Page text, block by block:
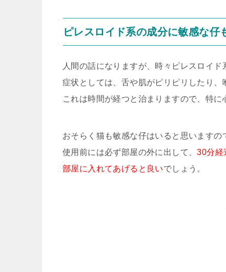
ピレスロイド系の成分に敏感な仔
人間の話になりますが、時々ピレスロイド
症状としては、舌や肌がピリピリしたり、
これは時間が経つと治まりますので、特
おそらく猫も敏感な仔はいると思いますの
使用前には必ず部屋の外に出して、30分経
部屋に入れてあげると良いでしょう。